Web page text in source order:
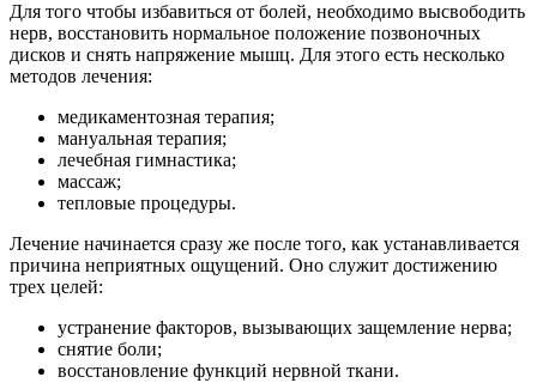
Для того чтобы избавиться от болей, необходимо высвободить
нерв, восстановить нормальное положение позвоночных
дисков и снять напряжение мышц. Для этого есть несколько
методов лечения:
медикаментозная терапия;
мануальная терапия;
лечебная гимнастика;
массаж;
тепловые процедуры.
Лечение начинается сразу же после того, как устанавливается
причина неприятных ощущений. Оно служит достижению
трех целей:
устранение факторов, вызывающих защемление нерва;
снятие боли;
восстановление функций нервной ткани.